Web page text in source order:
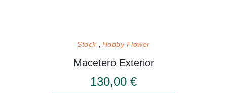
Stock Hobby Flower
Macetero Exterior
130,00 €